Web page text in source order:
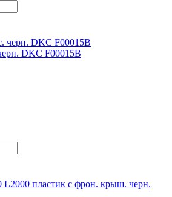
DKC F00015B